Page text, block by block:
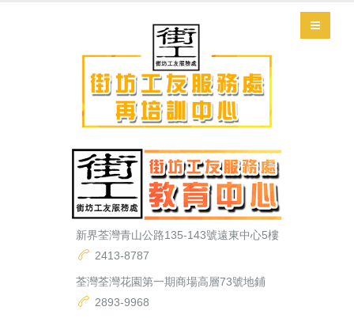
新界荃灣青山公路135-143號遠東中心5樓
2413-8787
荃灣荃灣花園第一期商場高層73號地鋪
2893-9968